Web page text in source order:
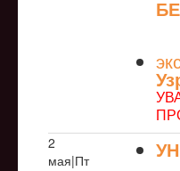
2
мая|Пт